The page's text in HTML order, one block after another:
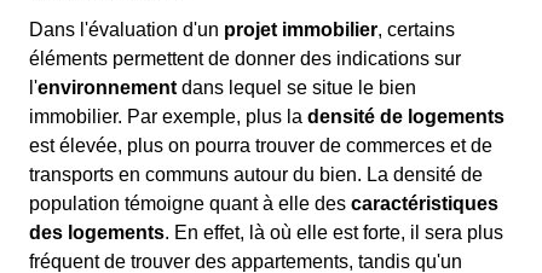
Dans l'évaluation d'un projet immobilier, certains
éléments permettent de donner des indications sur
l'environnement dans lequel se situe le bien
immobilier. Par exemple, plus la densité de logements
est élevée, plus on pourra trouver de commerces et de
transports en communs autour du bien. La densité de
population témoigne quant à elle des caractéristiques
des logements. En effet, là où elle est forte, il sera plus
fréquent de trouver des appartements, tandis qu'un